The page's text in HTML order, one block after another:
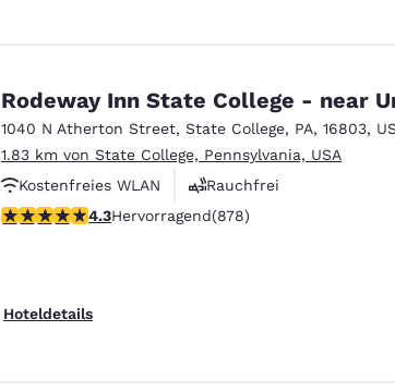
Rodeway Inn State College - near
1040 N Atherton Street, State College, PA, 16803, US
1.83 km von State College, Pennsylvania, USA
Kostenfreies WLAN
Rauchfrei
4.3-Sterne-Bewertung. Hervorragend. 878
4.3Hervorragend(878)
Hoteldetails